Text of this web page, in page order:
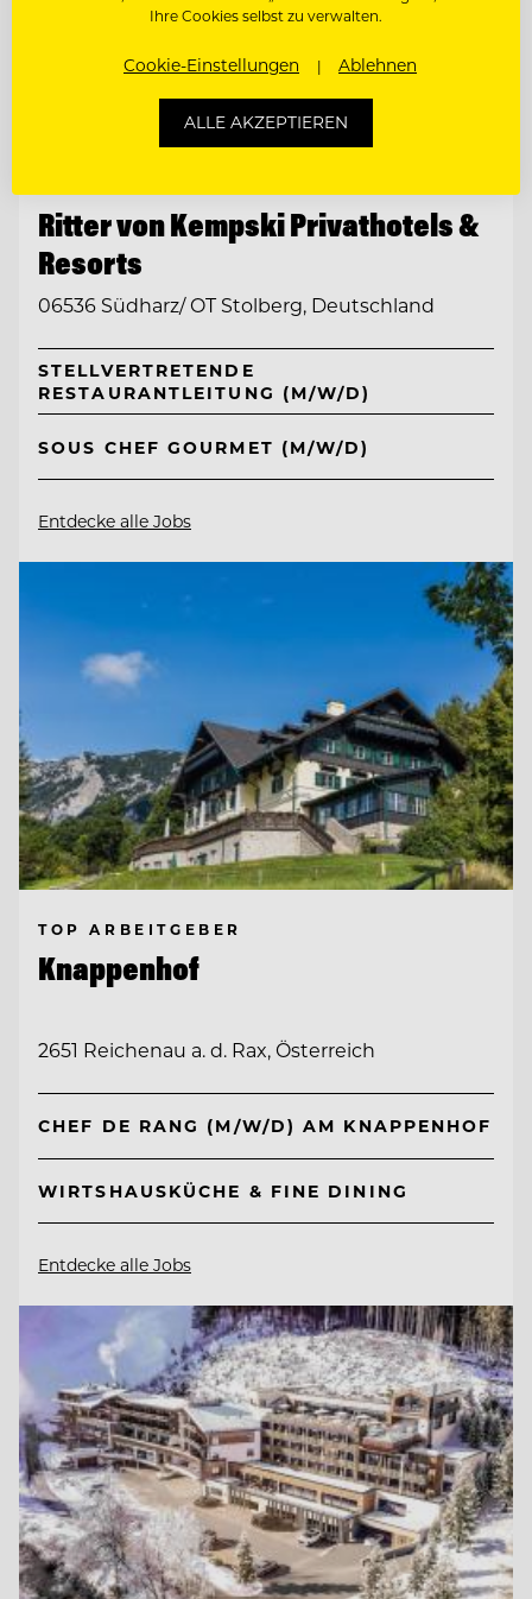
Ritter von Kempski Privathotels &
Resorts
06536 Südharz/ OT Stolberg, Deutschland
STELLVERTRETENDE
RESTAURANTLEITUNG (M/W/D)
SOUS CHEF GOURMET (M/W/D)
Entdecke alle Jobs
TOP ARBEITGEBER
Knappenhof
2651 Reichenau a. d. Rax, Österreich
CHEF DE RANG (M/W/D) AM KNAPPENHOF
WIRTSHAUSKÜCHE & FINE DINING
Entdecke alle Jobs
Ihre Cookies selbst zu verwalten.
Cookie-Einstellungen Ablehnen
ALLE AKZEPTIEREN